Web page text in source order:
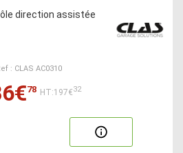
direction assistée
: CLAS AC0310
78 HT:197€32